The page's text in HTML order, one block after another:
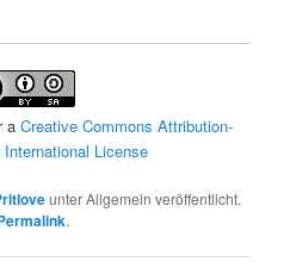
a Creative Commons Attribution-
License
unter Allgemein veröffentlicht.
.